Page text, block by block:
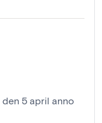
5 april anno